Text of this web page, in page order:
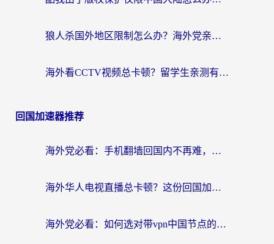
狼人杀国外地区限制怎么办？海外党亲测有效的全场景回国加速指南
海外看CCTV视频总卡顿？留学生亲测有效的回国加速器选择指南
回国加速器推荐
海外党必看：手机翻墙回国内不再难，一篇搞定无缝访问国内资源指南
海外华人电视直播总卡顿？这份回国加速器选择指南帮你无缝看国内资源
海外党必看：如何选对带vpn中国节点的加速器？无缝访问国内资源全攻略